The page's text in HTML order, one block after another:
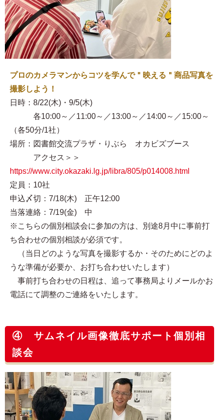
プロのカメラマンからコツを学んで＂映える＂商品写真を
撮影しよう！
日時：8/22(木)・9/5(木)
各10:00～／11:00～／13:00～／14:00～／15:00～
（各50分/1社）
場所：図書館交流プラザ・りぶら オカビズブース
アクセス＞＞
https://www.city.okazaki.lg.jp/libra/805/p014008.html
定員：10社
申込〆切：7/18(木) 正午12:00
当落連絡：7/19(金) 中
※こちらの個別相談会に参加の方は、別途8月中に事前打
ち合わせの個別相談が必須です。
（当日どのような写真を撮影するか・そのためにどのよ
うな準備が必要か、お打ち合わせいたします）
事前打ち合わせの日程は、追って事務局よりメールかお
電話にて調整のご連絡をいたします。
④ サムネイル画像徹底サポート個別相
談会